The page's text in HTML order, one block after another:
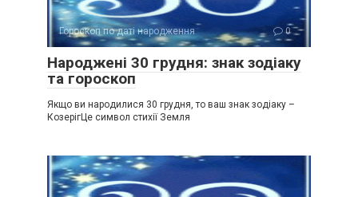
Гороскоп по даті народження 0
Народжені 30 грудня: знак зодіаку
та гороскоп
Якщо ви народилися 30 грудня, то ваш знак зодіаку –
КозерігЦе символ стихії Земля